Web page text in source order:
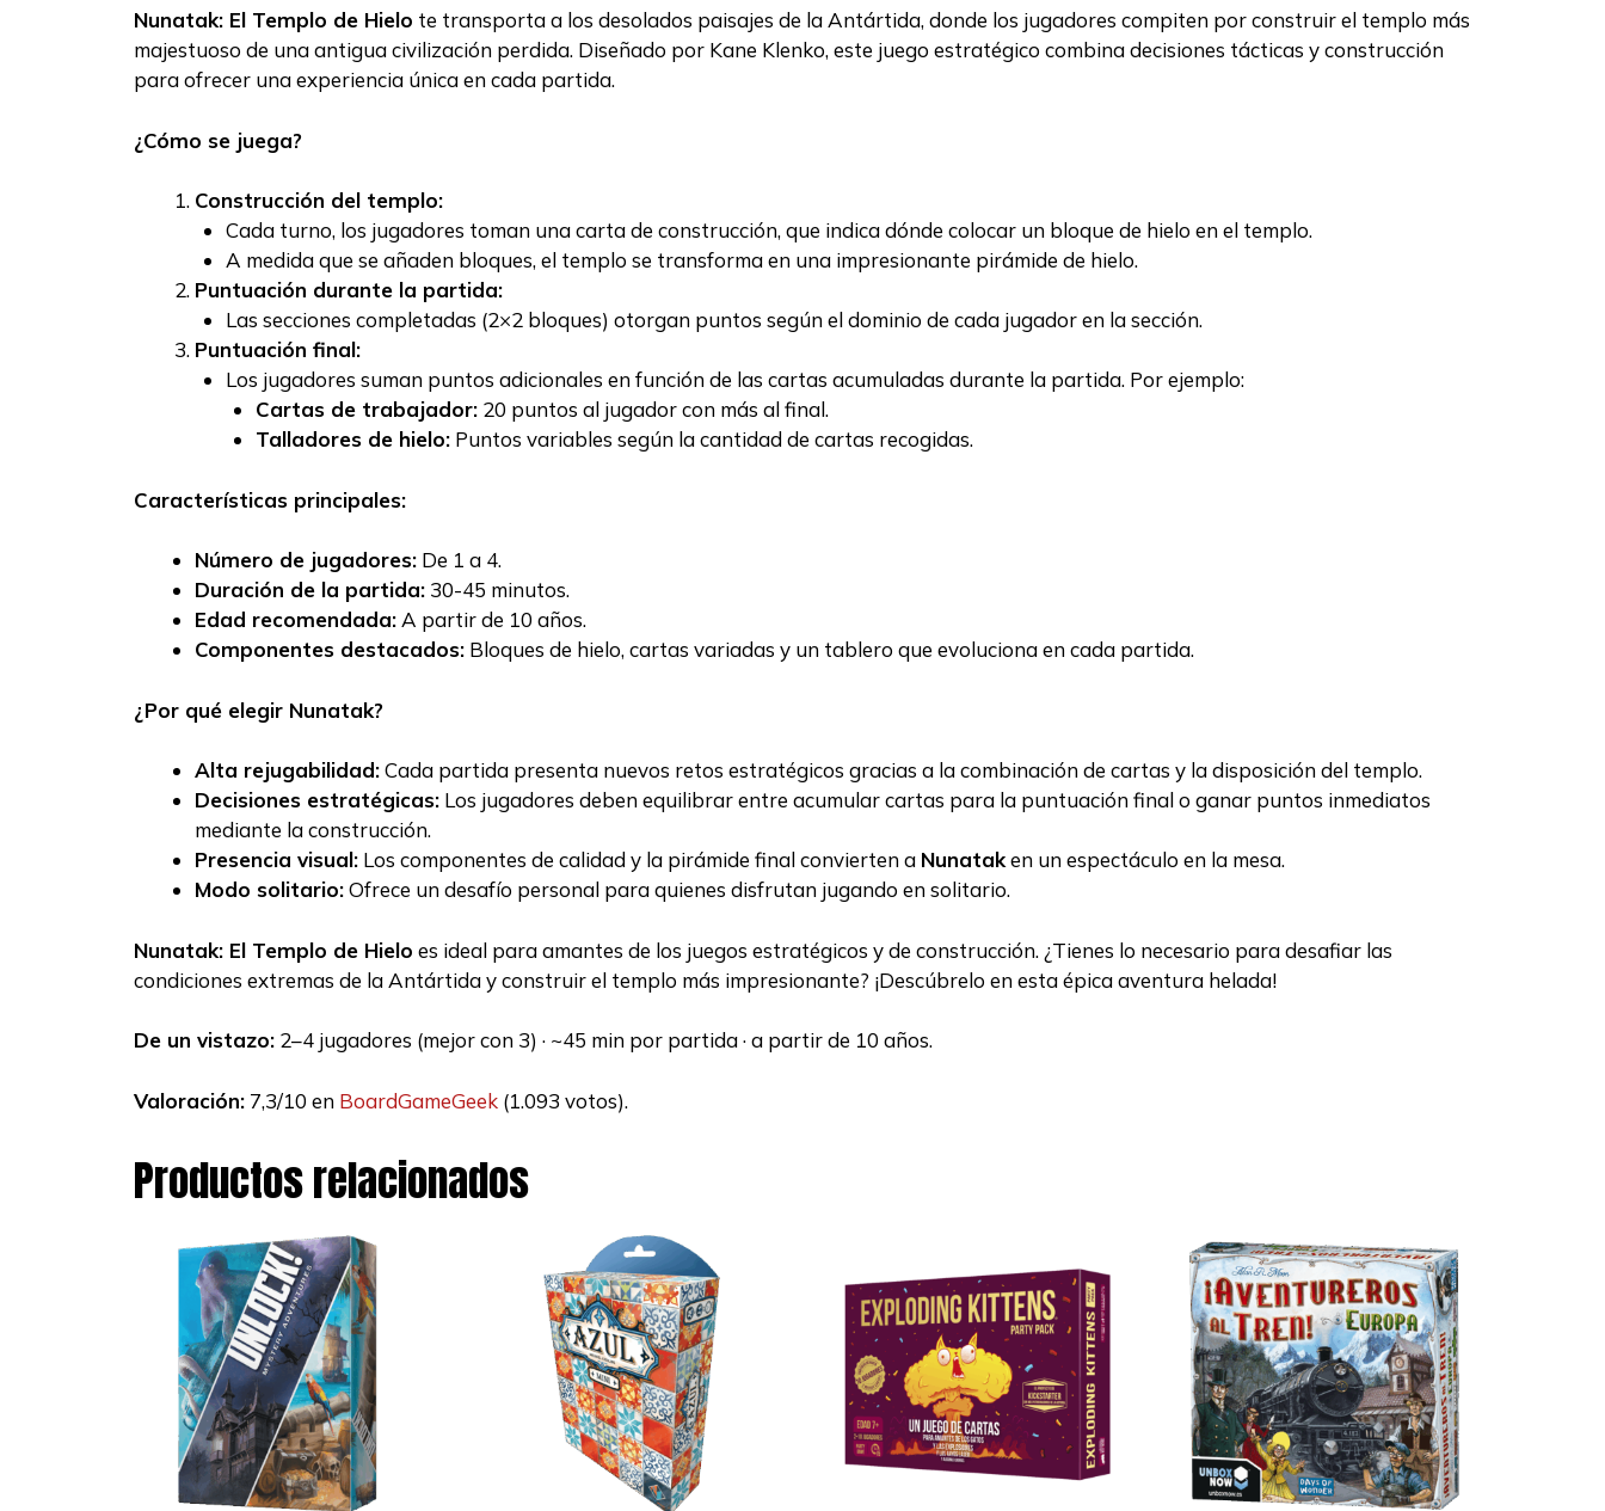
Nunatak: El Templo de Hielo te transporta a los desolados paisajes de la Antártida, donde los jugadores compiten por construir el templo más
majestuoso de una antigua civilización perdida. Diseñado por Kane Klenko, este juego estratégico combina decisiones tácticas y construcción
para ofrecer una experiencia única en cada partida.
¿Cómo se juega?
Construcción del templo:
Cada turno, los jugadores toman una carta de construcción, que indica dónde colocar un bloque de hielo en el templo.
A medida que se añaden bloques, el templo se transforma en una impresionante pirámide de hielo.
Puntuación durante la partida:
Las secciones completadas (2×2 bloques) otorgan puntos según el dominio de cada jugador en la sección.
Puntuación final:
Los jugadores suman puntos adicionales en función de las cartas acumuladas durante la partida. Por ejemplo:
Cartas de trabajador: 20 puntos al jugador con más al final.
Talladores de hielo: Puntos variables según la cantidad de cartas recogidas.
Características principales:
Número de jugadores: De 1 a 4.
Duración de la partida: 30-45 minutos.
Edad recomendada: A partir de 10 años.
Componentes destacados: Bloques de hielo, cartas variadas y un tablero que evoluciona en cada partida.
¿Por qué elegir Nunatak?
Alta rejugabilidad:Cada partida presenta nuevos retos estratégicos gracias a la combinación de cartas y la disposición del templo.
Decisiones estratégicas: Los jugadores deben equilibrar entre acumular cartas para la puntuación final o ganar puntos inmediatos
mediante la construcción.
Presencia visual: Los componentes de calidad y la pirámide final convierten a Nunataken un espectáculo en la mesa.
Modo solitario:Ofrece un desafío personal para quienes disfrutan jugando en solitario.
Nunatak: El Templo de Hielo es ideal para amantes de los juegos estratégicos y de construcción. ¿Tienes lo necesario para desafiar las
condiciones extremas de la Antártida y construir el templo más impresionante? ¡Descúbrelo en esta épica aventura helada!
De un vistazo: 2–4 jugadores (mejor con 3) · ~45 min por partida · a partir de 10 años.
Valoración: 7,3/10 en BoardGameGeek (1.093 votos).
Productos relacionados